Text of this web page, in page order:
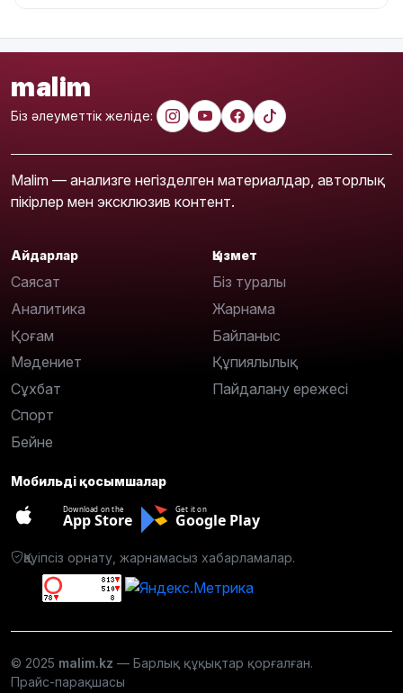
malim
Біз әлеуметтік желіде:
Malim — анализге негізделген материалдар, авторлық
пікірлер мен эксклюзив контент.
Айдарлар
Саясат
Аналитика
Қоғам
Мәдениет
Сұхбат
Спорт
Бейне
Қызмет
Біз туралы
Жарнама
Байланыс
Құпиялылық
Пайдалану ережесі
Мобильді қосымшалар
Download on the
App Store
Get it on
Google Play
Қауіпсіз орнату, жарнамасыз хабарламалар.
© 2025 malim.kz — Барлық құқықтар қорғалған.
Прайс-парақшасы